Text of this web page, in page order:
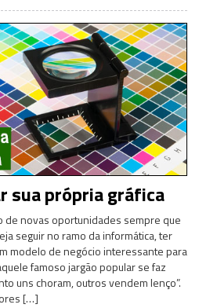
sua própria gráfica
novas oportunidades sempre que
seguir no ramo da informática, ter
modelo de negócio interessante para
famoso jargão popular se faz
uns choram, outros vendem lenço”.
[…]